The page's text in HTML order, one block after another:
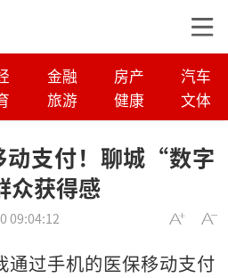
金融 房产
汽车
旅游 健康 文体
动支付！聊城“数字
众获得感
09:04:12
通过手机的医保移动支付